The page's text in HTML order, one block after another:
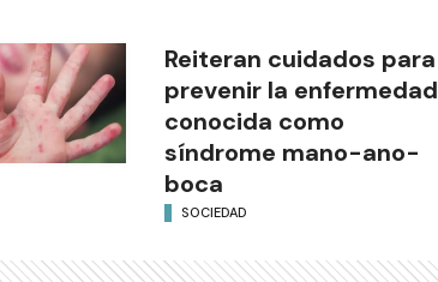
Reiteran cuidados para
prevenir la enfermedad
conocida como
síndrome mano-ano-
boca
SOCIEDAD